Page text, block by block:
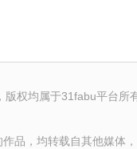
权均属于31fabu平台所
品，均转载自其他媒体